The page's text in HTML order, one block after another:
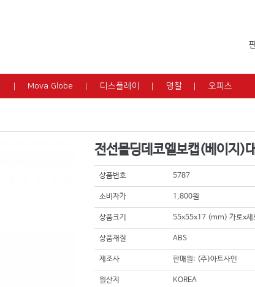
Mova Globe 디스플레이 명찰 오피스
전선몰딩데코엘보캡(베이지)대
상품번호 5787
소비자가 1,800원
상품크기 55x55x17 (mm) 가로x세
상품재질 ABS
제조사 판매원: (주)아트사인
원산지 KOREA